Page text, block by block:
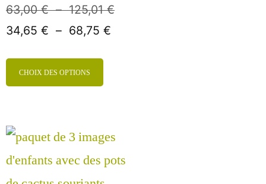
63,00€ – 125,01€
34,65 € – 68,75 €
CHOIX DES OPTIONS